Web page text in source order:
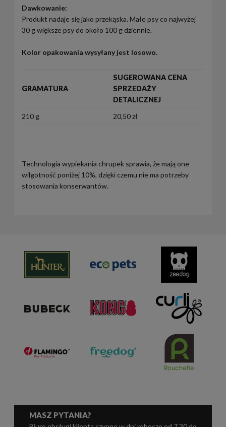
Dawkowanie:
Produkt nadaje się jako przekąska. Małe psy co najwyżej
30 g większe psy do około 100 g dziennie.
Kolor opakowania wysyłany jest losowo.
GRAMATURA
SUGEROWANA CENA
SPRZEDAŻY
DETALICZNEJ
210 g
20,50 zł
Technologia wypiekania chrupek sprawia, że mają one
wilgotność poniżej 10%, dzięki czemu nie ma potrzeby
stosowania konserwantów.
MASZ PYTANIA?